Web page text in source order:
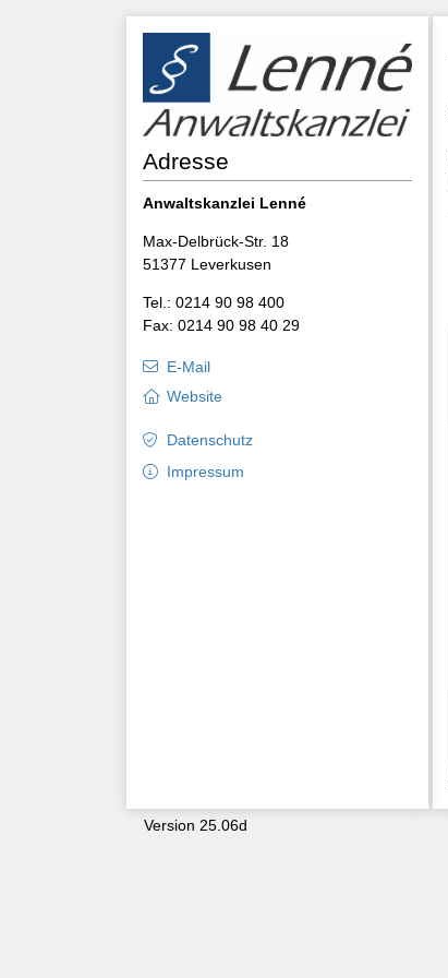
Adresse
Anwaltskanzlei Lenné
Max-Delbrück-Str. 18
51377 Leverkusen
Tel.: 0214 90 98 400
Fax: 0214 90 98 40 29
E-Mail
Website
Datenschutz
Impressum
Version 25.06d